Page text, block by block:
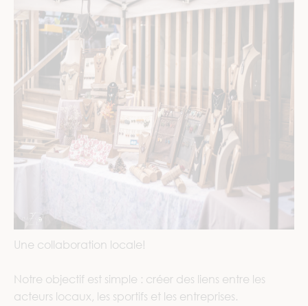
Une collaboration locale!
Notre objectif est simple : créer des liens entre les
acteurs locaux, les sportifs et les entreprises.